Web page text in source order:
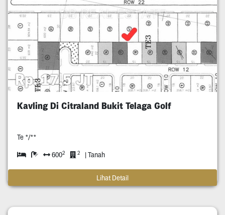
Rp. 17,5 JT
Kavling Di Citraland Bukit Telaga Golf
Te */**
6002 2 | Tanah
Lihat Detail